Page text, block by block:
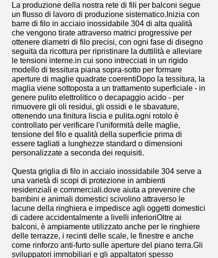
La produzione della nostra rete di fili per balconi segue
un flusso di lavoro di produzione sistematico.Inizia con
barre di filo in acciaio inossidabile 304 di alta qualità
che vengono tirate attraverso matrici progressive per
ottenere diametri di filo precisi, con ogni fase di disegno
seguita da ricottura per ripristinare la duttilità e alleviare
le tensioni interne.in cui sono intrecciati in un rigido
modello di tessitura piana sopra-sotto per formare
aperture di maglie quadrate coerentiDopo la tessitura, la
maglia viene sottoposta a un trattamento superficiale - in
genere pulito elettrolitico o decapaggio acido - per
rimuovere gli oli residui, gli ossidi e le sbavature,
ottenendo una finitura liscia e pulita.ogni rotolo è
controllato per verificare l'uniformità delle maglie,
tensione del filo e qualità della superficie prima di
essere tagliati a lunghezze standard o dimensioni
personalizzate a seconda dei requisiti.
Questa griglia di filo in acciaio inossidabile 304 serve a
una varietà di scopi di protezione in ambienti
residenziali e commerciali.dove aiuta a prevenire che
bambini e animali domestici scivolino attraverso le
lacune della ringhiera e impedisce agli oggetti domestici
di cadere accidentalmente a livelli inferioriOltre ai
balconi, è ampiamente utilizzato anche per le ringhiere
delle terrazze, i recinti delle scale, le finestre e anche
come rinforzo anti-furto sulle aperture del piano terra.Gli
sviluppatori immobiliari e gli appaltatori spesso